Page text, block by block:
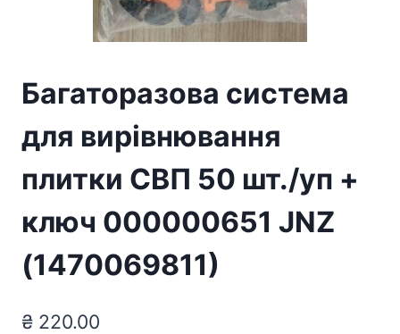
Багаторазова система
для вирівнювання
плитки СВП 50 шт./уп +
ключ 000000651 JNZ
(1470069811)
₴ 220.00